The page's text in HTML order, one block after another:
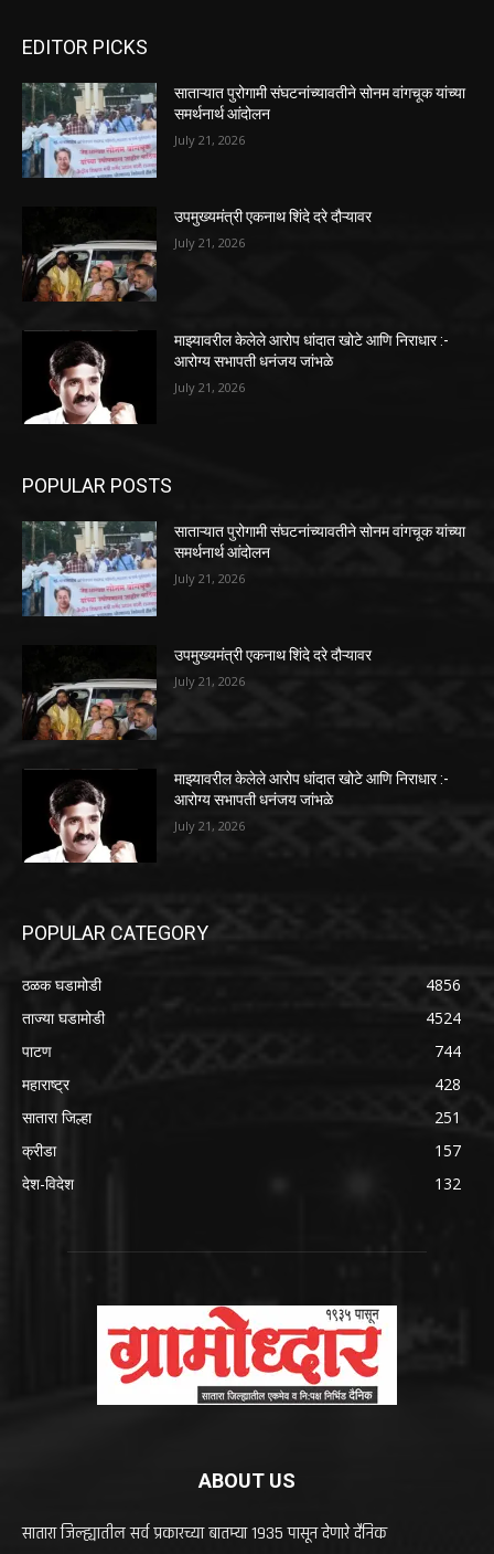
EDITOR PICKS
साताऱ्यात पुरोगामी संघटनांच्यावतीने सोनम वांगचूक यांच्या
समर्थनार्थ आंदोलन
July 21, 2026
उपमुख्यमंत्री एकनाथ शिंदे दरे दौऱ्यावर
July 21, 2026
माझ्यावरील केलेले आरोप धांदात खोटे आणि निराधार :-
आरोग्य सभापती धनंजय जांभळे
July 21, 2026
POPULAR POSTS
साताऱ्यात पुरोगामी संघटनांच्यावतीने सोनम वांगचूक यांच्या
समर्थनार्थ आंदोलन
July 21, 2026
उपमुख्यमंत्री एकनाथ शिंदे दरे दौऱ्यावर
July 21, 2026
माझ्यावरील केलेले आरोप धांदात खोटे आणि निराधार :-
आरोग्य सभापती धनंजय जांभळे
July 21, 2026
POPULAR CATEGORY
ठळक घडामोडी
4856
ताज्या घडामोडी
4524
पाटण
744
महाराष्ट्र
428
सातारा जिल्हा
251
क्रीडा
157
देश-विदेश
132
ABOUT US
सातारा जिल्ह्यातील सर्व प्रकारच्या बातम्या 1935 पासून देणारे दैनिक